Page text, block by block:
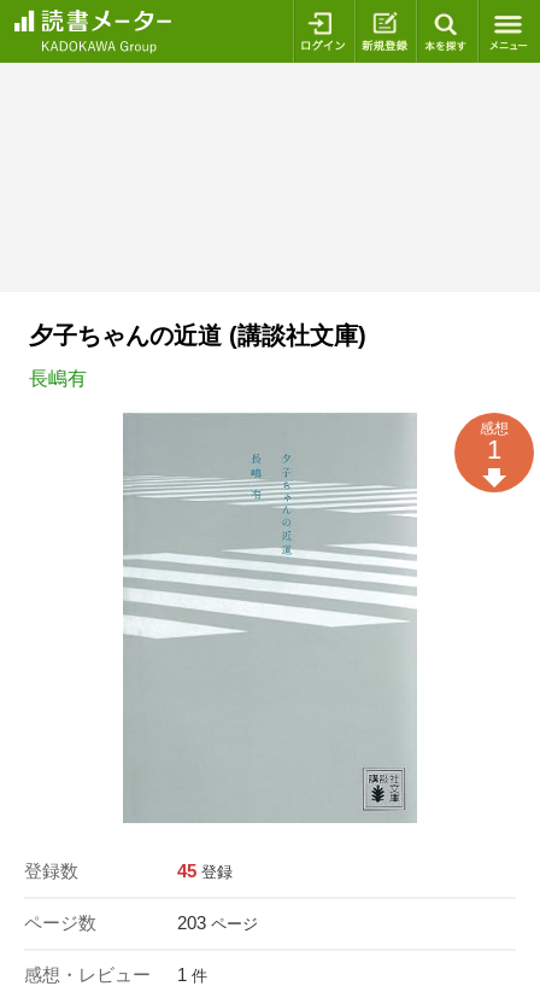
ログイン 新規登録
夕子ちゃんの近道 (講談社文庫)
長嶋有
登録数 45 登録
ページ数 203 ページ
感想・レビュー 1 件
感想
1